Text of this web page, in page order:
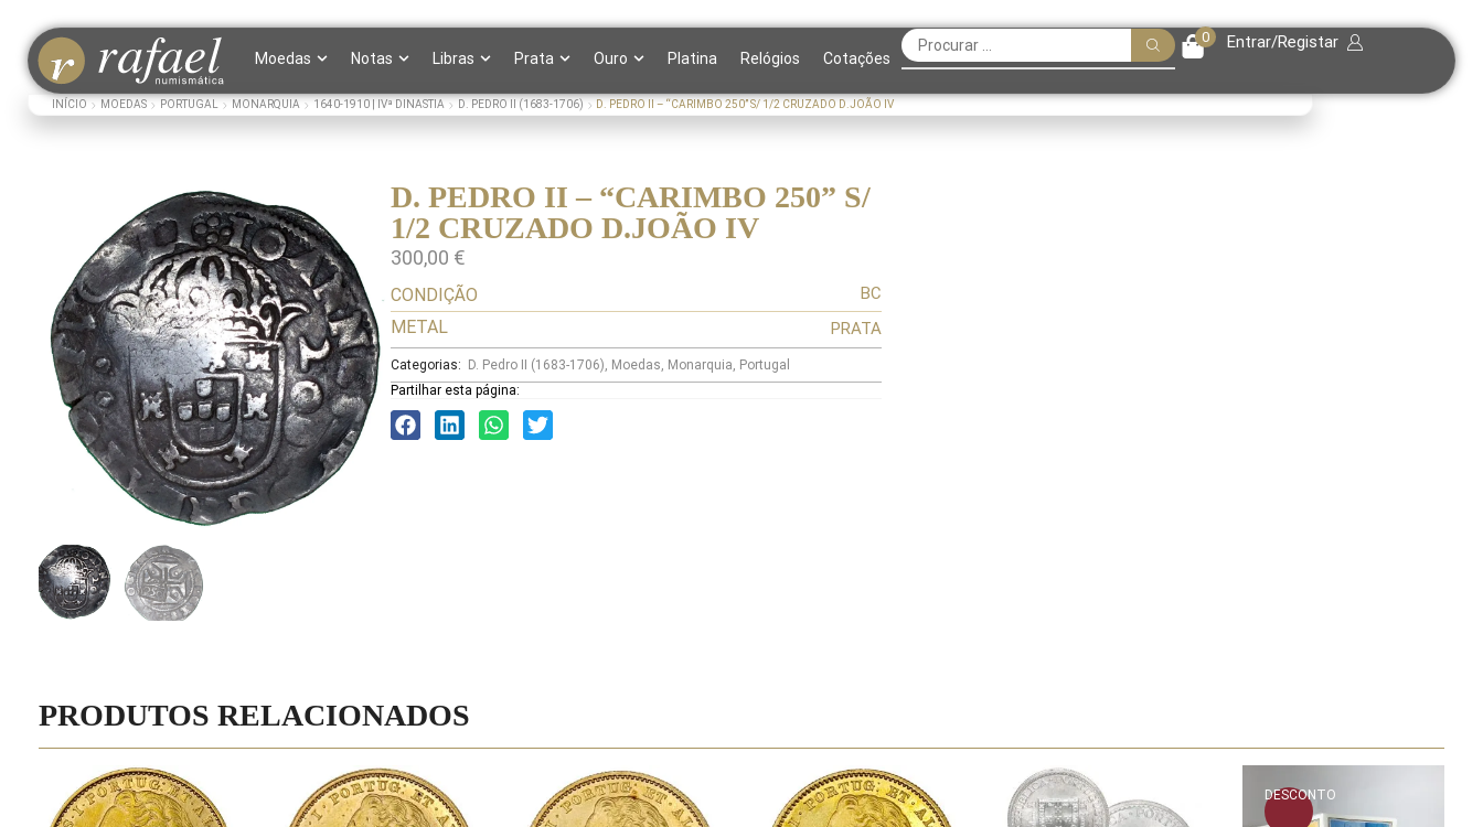
Moedas Notas Libras Prata Ouro Platina Relógios Cotações
0 Entrar/Registar
INÍCIO MOEDAS PORTUGAL MONARQUIA 1640-1910 | IVª DINASTIA D. PEDRO II (1683-1706) D. PEDRO II – “CARIMBO 250” S/ 1/2 CRUZADO D.JOÃO IV
D. PEDRO II – “CARIMBO 250” S/
1/2 CRUZADO D.JOÃO IV
300,00 €
CONDIÇÃO BC
METAL PRATA
Categorias: D. Pedro II (1683-1706), Moedas, Monarquia, Portugal
Partilhar esta página:
PRODUTOS RELACIONADOS
DESCONTO